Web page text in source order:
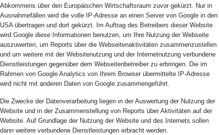
Abkommens über den Europäischen Wirtschaftsraum zuvor gekürzt. Nur in
Ausnahmefällen wird die volle IP-Adresse an einen Server von Google in den
USA übertragen und dort gekürzt. Im Auftrag des Betreibers dieser Website
wird Google diese Informationen benutzen, um Ihre Nutzung der Webseite
auszuwerten, um Reports über die Webseitenaktivitäten zusammenzustellen
und um weitere mit der Websitenutzung und der Internetnutzung verbundene
Dienstleistungen gegenüber dem Webseitenbetreiber zu erbringen. Die im
Rahmen von Google Analytics von Ihrem Browser übermittelte IP-Adresse
wird nicht mit anderen Daten von Google zusammengeführt.
Die Zwecke der Datenverarbeitung liegen in der Auswertung der Nutzung der
Website und in der Zusammenstellung von Reports über Aktivitäten auf der
Website. Auf Grundlage der Nutzung der Website und des Internets sollen
dann weitere verbundene Dienstleistungen erbracht werden.